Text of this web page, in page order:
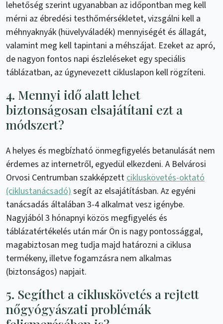
lehetőség szerint ugyanabban az időpontban meg kell
mérni az ébredési testhőmérsékletet, vizsgálni kell a
méhnyaknyák (hüvelyváladék) mennyiségét és állagát,
valamint meg kell tapintani a méhszájat. Ezeket az apró,
de nagyon fontos napi észleléseket egy speciális
táblázatban, az úgynevezett cikluslapon kell rögzíteni.
4. Mennyi idő alatt lehet
biztonságosan elsajátítani ezt a
módszert?
A helyes és megbízható önmegfigyelés betanulását nem
érdemes az internetről, egyedül elkezdeni. A Belvárosi
Orvosi Centrumban szakképzettcikluskövetés-oktató
(ciklustanácsadó)segít az elsajátításban. Az egyéni
tanácsadás általában 3-4 alkalmat vesz igénybe.
Nagyjából 3 hónapnyi közös megfigyelés és
táblázatértékelés után már Ön is nagy pontossággal,
magabiztosan meg tudja majd határozni a ciklusa
termékeny, illetve fogamzásra nem alkalmas
(biztonságos) napjait.
5. Segíthet a cikluskövetés a rejtett
nőgyógyászati problémák